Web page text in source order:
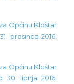
Općinu Kloštar
prosinca 2016.
Općinu Kloštar
30. lipnja 2016.